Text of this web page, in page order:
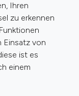
Ihren
zu erkennen
Einsatz von
ist es
einem